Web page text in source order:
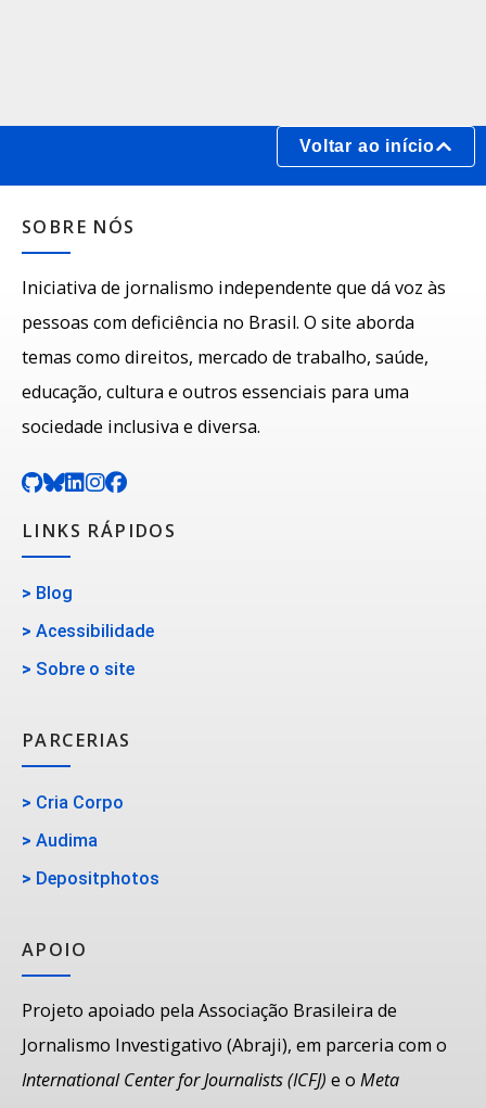
Voltar ao início
SOBRE NÓS
Iniciativa de jornalismo independente que dá voz às
pessoas com deficiência no Brasil. O site aborda
temas como direitos, mercado de trabalho, saúde,
educação, cultura e outros essenciais para uma
sociedade inclusiva e diversa.
LINKS RÁPIDOS
> Blog
> Acessibilidade
> Sobre o site
PARCERIAS
> Cria Corpo
> Audima
> Depositphotos
APOIO
Projeto apoiado pela Associação Brasileira de
Jornalismo Investigativo (Abraji), em parceria com o
International Center for Journalists (ICFJ) e o Meta